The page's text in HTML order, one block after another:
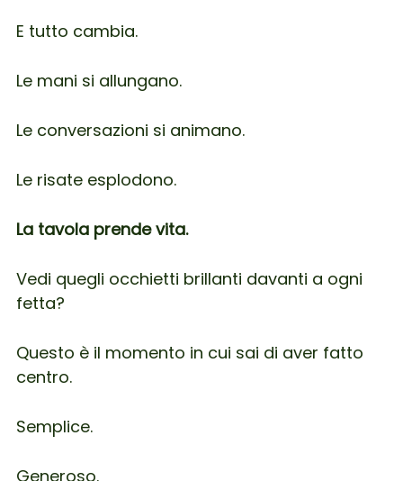
E tutto cambia.
Le mani si allungano.
Le conversazioni si animano.
Le risate esplodono.
La tavola prende vita.
Vedi quegli occhietti brillanti davanti a ogni
fetta?
Questo è il momento in cui sai di aver fatto
centro.
Semplice.
Generoso.